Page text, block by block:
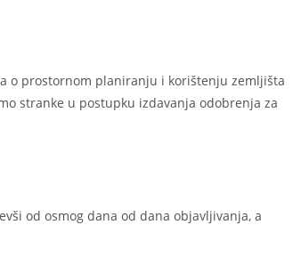
o prostornom planiranju i korištenju zemljišta
stranke u postupku izdavanja odobrenja za
od osmog dana od dana objavljivanja, a